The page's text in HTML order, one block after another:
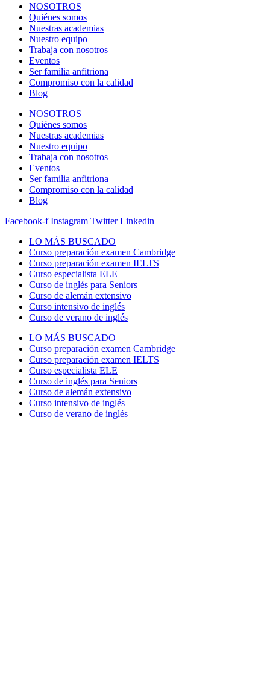
NOSOTROS
Quiénes somos
Nuestras academias
Nuestro equipo
Trabaja con nosotros
Eventos
Ser familia anfitriona
Compromiso con la calidad
Blog
NOSOTROS
Quiénes somos
Nuestras academias
Nuestro equipo
Trabaja con nosotros
Eventos
Ser familia anfitriona
Compromiso con la calidad
Blog
Facebook-f Instagram Twitter Linkedin
LO MÁS BUSCADO
Curso preparación examen Cambridge
Curso preparación examen IELTS
Curso especialista ELE
Curso de inglés para Seniors
Curso de alemán extensivo
Curso intensivo de inglés
Curso de verano de inglés
LO MÁS BUSCADO
Curso preparación examen Cambridge
Curso preparación examen IELTS
Curso especialista ELE
Curso de inglés para Seniors
Curso de alemán extensivo
Curso intensivo de inglés
Curso de verano de inglés